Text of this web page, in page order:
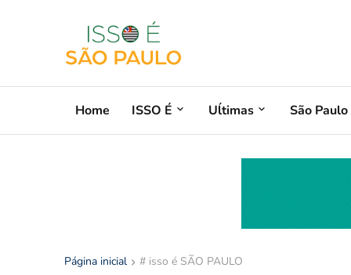
Home ISSO É Uĺtimas São Paulo
Página inicial # isso é SÃO PAULO